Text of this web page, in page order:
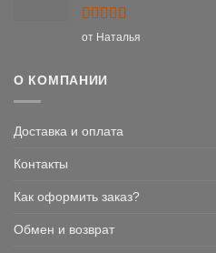
Оценка5
от Наталья
О КОМПАНИИ
Доставка и оплата
Контакты
Как оформить заказ?
Обмен и возврат